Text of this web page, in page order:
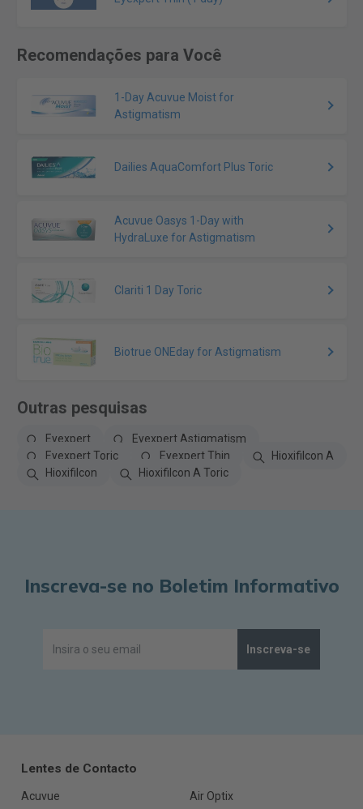
Recomendações para Você
1-Day Acuvue Moist for
Astigmatism
Dailies AquaComfort Plus Toric
Acuvue Oasys 1-Day with
HydraLuxe for Astigmatism
Clariti 1 Day Toric
Biotrue ONEday for Astigmatism
Outras pesquisas
Eyexpert
Eyexpert Astigmatism
Eyexpert Toric
Eyexpert Thin
Hioxifilcon A
Hioxifilcon
Hioxifilcon A Toric
Inscreva-se no Boletim Informativo
Inscreva-se
Lentes de Contacto
Acuvue
Air Optix